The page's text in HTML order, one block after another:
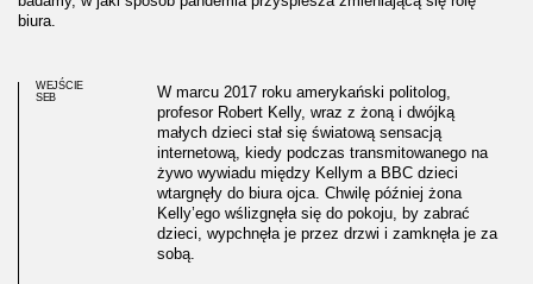
biura.
WEJŚCIE
SEB
W marcu 2017 roku amerykański politolog,
profesor Robert Kelly, wraz z żoną i dwójką
małych dzieci stał się światową sensacją
internetową, kiedy podczas transmitowanego na
żywo wywiadu między Kellym a BBC dzieci
wtargnęły do biura ojca. Chwilę później żona
Kelly’ego wślizgnęła się do pokoju, by zabrać
dzieci, wypchnęła je przez drzwi i zamknęła je za
sobą.